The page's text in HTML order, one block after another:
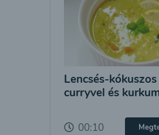
Lencsés-
curryvel és
00:10